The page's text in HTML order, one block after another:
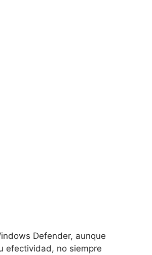
Defender, aunque
efectividad, no siempre